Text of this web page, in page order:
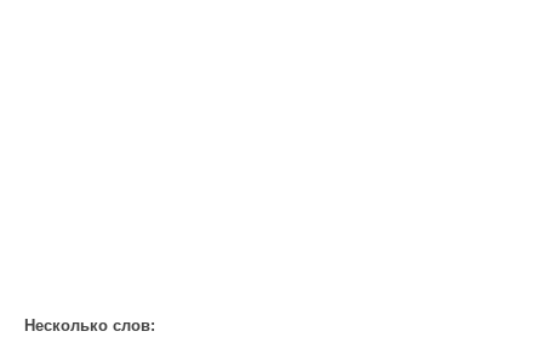
Несколько слов: